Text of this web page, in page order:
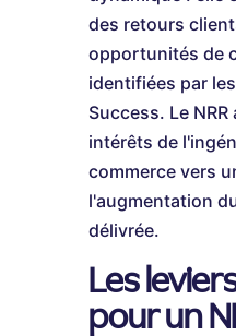
des retours
opportunités de
identifiées par
Success. Le
intérêts de
commerce vers
l'augmentation
délivrée.
Les
pour un